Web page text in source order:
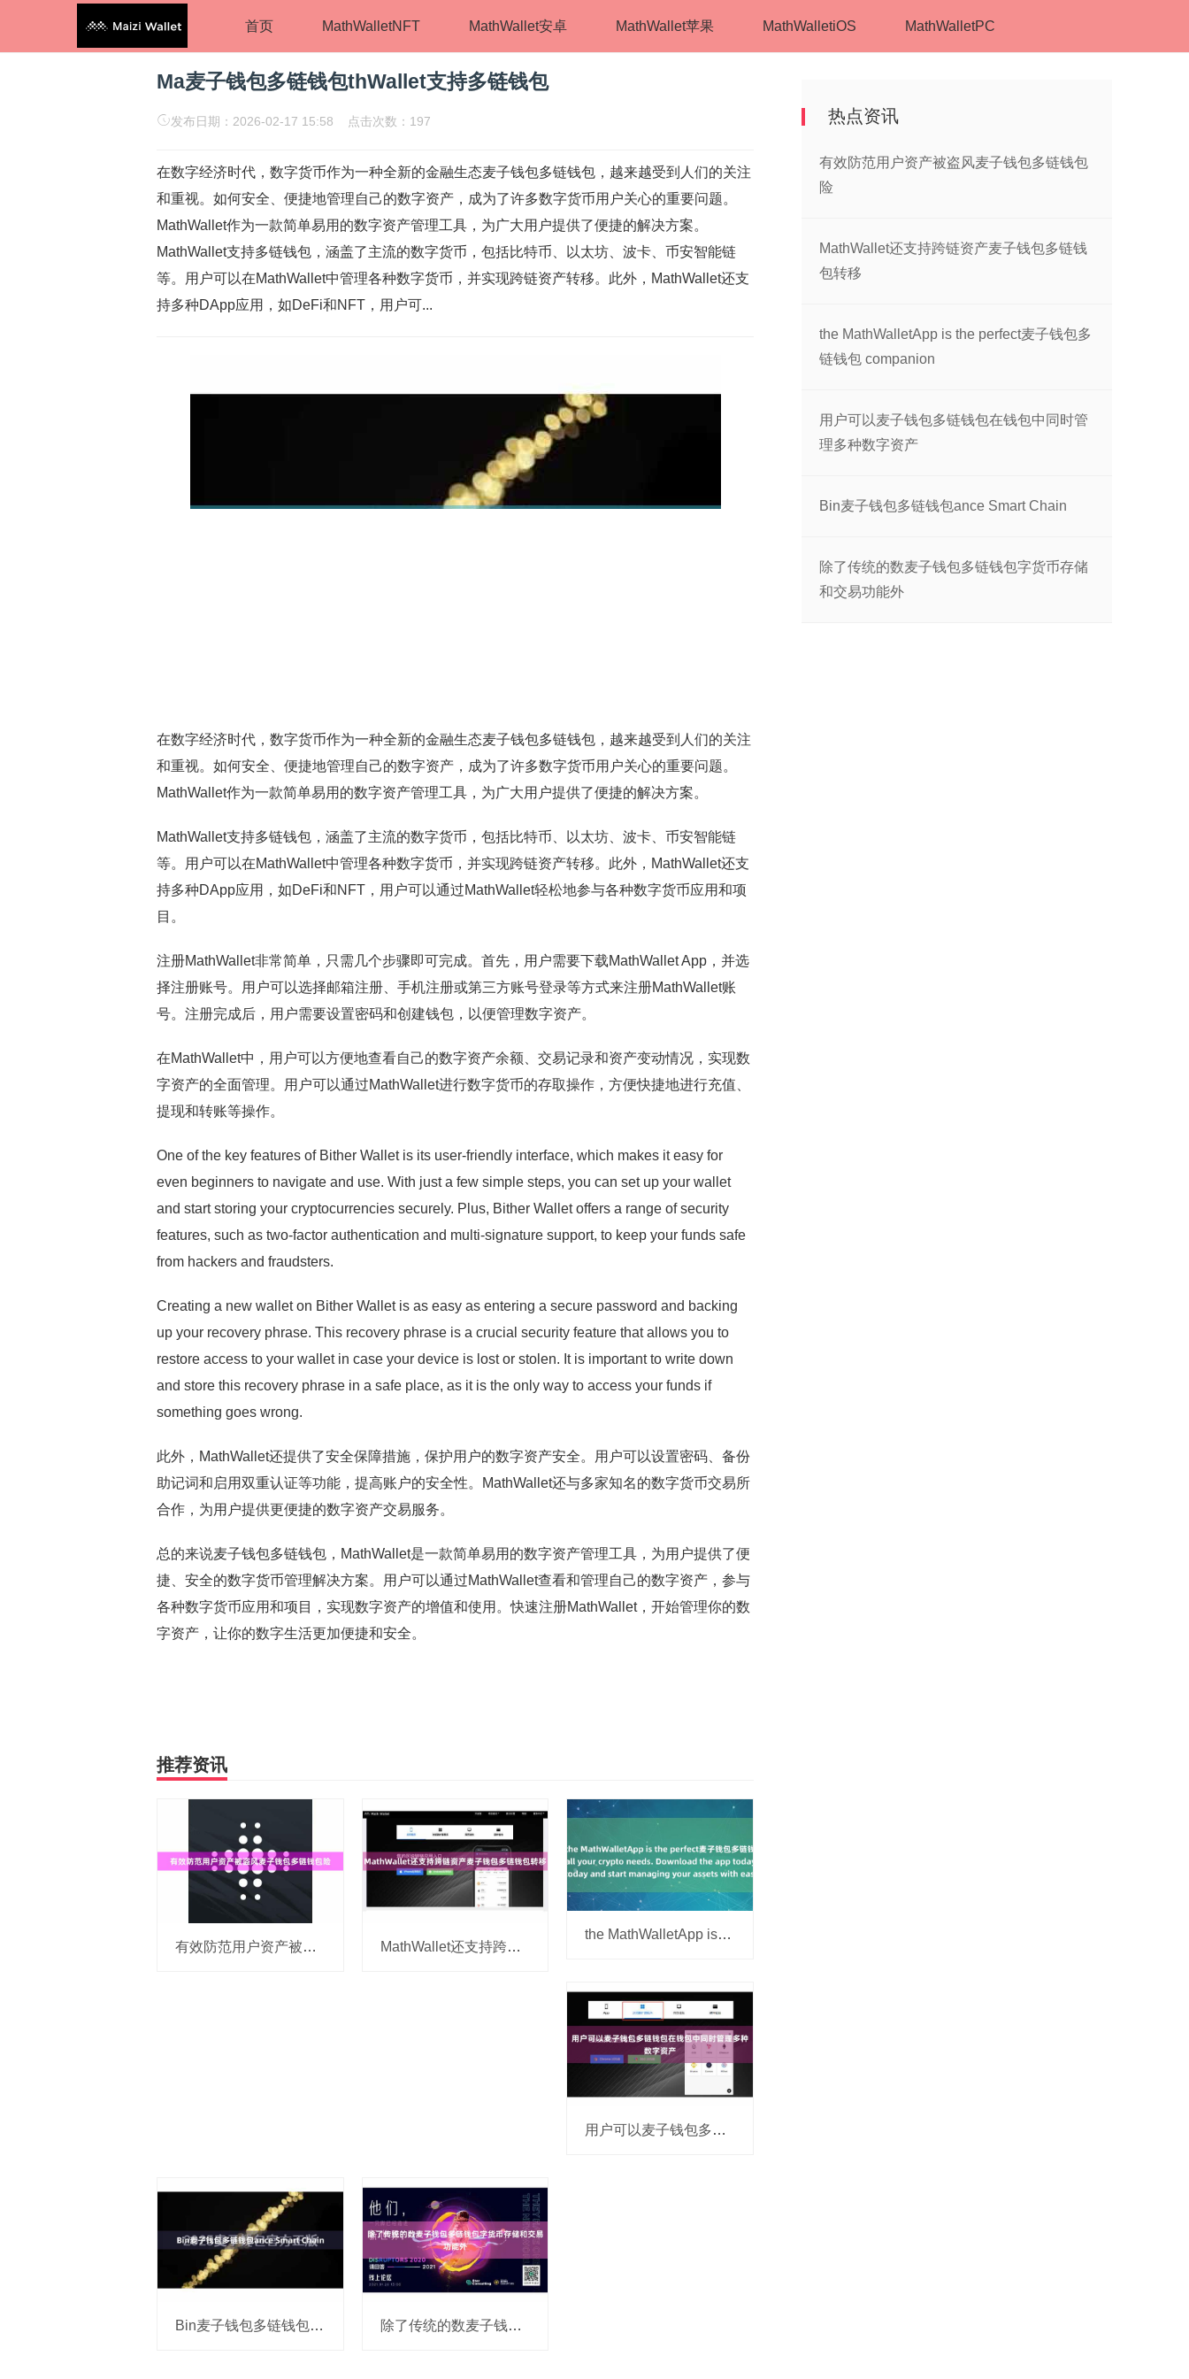
首页 MathWalletNFT MathWallet安卓 MathWallet苹果 MathWalletiOS MathWalletPC
Ma麦子钱包多链钱包thWallet支持多链钱包
发布日期：2026-02-17 15:58 点击次数：197
在数字经济时代，数字货币作为一种全新的金融生态麦子钱包多链钱包，越来越受到人们的关注
和重视。如何安全、便捷地管理自己的数字资产，成为了许多数字货币用户关心的重要问题。
MathWallet作为一款简单易用的数字资产管理工具，为广大用户提供了便捷的解决方案。
MathWallet支持多链钱包，涵盖了主流的数字货币，包括比特币、以太坊、波卡、币安智能链
等。用户可以在MathWallet中管理各种数字货币，并实现跨链资产转移。此外，MathWallet还支
持多种DApp应用，如DeFi和NFT，用户可...
在数字经济时代，数字货币作为一种全新的金融生态麦子钱包多链钱包，越来越受到人们的关注
和重视。如何安全、便捷地管理自己的数字资产，成为了许多数字货币用户关心的重要问题。
MathWallet作为一款简单易用的数字资产管理工具，为广大用户提供了便捷的解决方案。
MathWallet支持多链钱包，涵盖了主流的数字货币，包括比特币、以太坊、波卡、币安智能链
等。用户可以在MathWallet中管理各种数字货币，并实现跨链资产转移。此外，MathWallet还支
持多种DApp应用，如DeFi和NFT，用户可以通过MathWallet轻松地参与各种数字货币应用和项
目。
注册MathWallet非常简单，只需几个步骤即可完成。首先，用户需要下载MathWallet App，并选
择注册账号。用户可以选择邮箱注册、手机注册或第三方账号登录等方式来注册MathWallet账
号。注册完成后，用户需要设置密码和创建钱包，以便管理数字资产。
在MathWallet中，用户可以方便地查看自己的数字资产余额、交易记录和资产变动情况，实现数
字资产的全面管理。用户可以通过MathWallet进行数字货币的存取操作，方便快捷地进行充值、
提现和转账等操作。
One of the key features of Bither Wallet is its user-friendly interface, which makes it easy for
even beginners to navigate and use. With just a few simple steps, you can set up your wallet
and start storing your cryptocurrencies securely. Plus, Bither Wallet offers a range of security
features, such as two-factor authentication and multi-signature support, to keep your funds safe
from hackers and fraudsters.
Creating a new wallet on Bither Wallet is as easy as entering a secure password and backing
up your recovery phrase. This recovery phrase is a crucial security feature that allows you to
restore access to your wallet in case your device is lost or stolen. It is important to write down
and store this recovery phrase in a safe place, as it is the only way to access your funds if
something goes wrong.
此外，MathWallet还提供了安全保障措施，保护用户的数字资产安全。用户可以设置密码、备份
助记词和启用双重认证等功能，提高账户的安全性。MathWallet还与多家知名的数字货币交易所
合作，为用户提供更便捷的数字资产交易服务。
总的来说麦子钱包多链钱包，MathWallet是一款简单易用的数字资产管理工具，为用户提供了便
捷、安全的数字货币管理解决方案。用户可以通过MathWallet查看和管理自己的数字资产，参与
各种数字货币应用和项目，实现数字资产的增值和使用。快速注册MathWallet，开始管理你的数
字资产，让你的数字生活更加便捷和安全。
推荐资讯
有效防范用户资产被盗风麦子钱包多链钱包险 MathWallet还支持跨链资产麦子钱包多链钱包转移
the MathWalletApp is the perfect麦子钱包多链钱包 companion
用户可以麦子钱包多链钱包在钱包中同时管理多种数字资产
Bin麦子钱包多链钱包ance Smart Chain 除了传统的数麦子钱包多链钱包字货币存储和交易功能外
热点资讯
有效防范用户资产被盗风麦子钱包多链钱包
险
MathWallet还支持跨链资产麦子钱包多链钱
包转移
the MathWalletApp is the perfect麦子钱包多
链钱包 companion
用户可以麦子钱包多链钱包在钱包中同时管
理多种数字资产
Bin麦子钱包多链钱包ance Smart Chain
除了传统的数麦子钱包多链钱包字货币存储
和交易功能外